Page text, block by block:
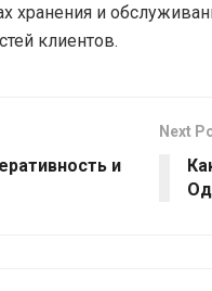
хранения и
клиентов.
и
Next